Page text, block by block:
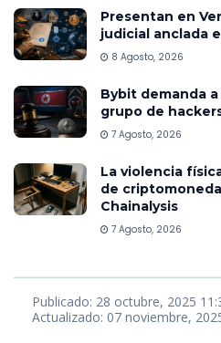
Presentan en
judicial anclada
8 Agosto, 2026
Bybit demanda
grupo de
7 Agosto, 2026
La violencia
de
Chainalysis
7 Agosto, 2026
Publicado: 28 octubre, 2025
Actualizado: 07 noviembre,